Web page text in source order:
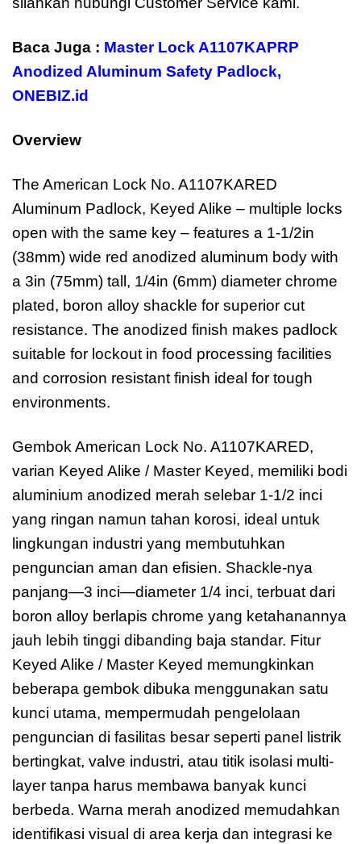
Baca Juga : Master Lock A1107KAPRP
Anodized Aluminum Safety Padlock,
ONEBIZ.id
Overview
The American Lock No. A1107KARED
Aluminum Padlock, Keyed Alike – multiple locks
open with the same key – features a 1-1/2in
(38mm) wide red anodized aluminum body with
a 3in (75mm) tall, 1/4in (6mm) diameter chrome
plated, boron alloy shackle for superior cut
resistance. The anodized finish makes padlock
suitable for lockout in food processing facilities
and corrosion resistant finish ideal for tough
environments.
Gembok American Lock No. A1107KARED,
varian Keyed Alike / Master Keyed, memiliki bodi
aluminium anodized merah selebar 1-1/2 inci
yang ringan namun tahan korosi, ideal untuk
lingkungan industri yang membutuhkan
penguncian aman dan efisien. Shackle-nya
panjang—3 inci—diameter 1/4 inci, terbuat dari
boron alloy berlapis chrome yang ketahanannya
jauh lebih tinggi dibanding baja standar. Fitur
Keyed Alike / Master Keyed memungkinkan
beberapa gembok dibuka menggunakan satu
kunci utama, mempermudah pengelolaan
penguncian di fasilitas besar seperti panel listrik
bertingkat, valve industri, atau titik isolasi multi-
layer tanpa harus membawa banyak kunci
berbeda. Warna merah anodized memudahkan
identifikasi visual di area kerja dan integrasi ke